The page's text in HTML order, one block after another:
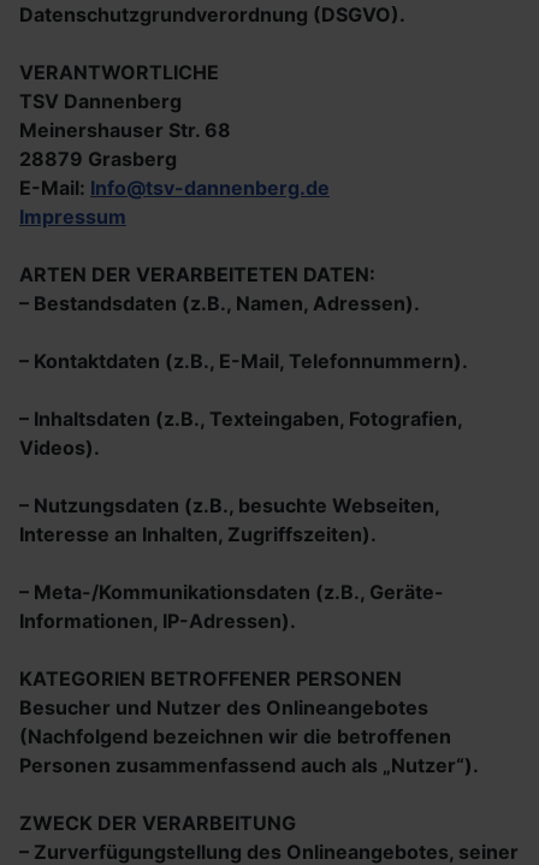
Datenschutzgrundverordnung (DSGVO).
VERANTWORTLICHE
TSV Dannenberg
Meinershauser Str. 68
28879 Grasberg
E-Mail: Info@tsv-dannenberg.de
Impressum
ARTEN DER VERARBEITETEN DATEN:
– Bestandsdaten (z.B., Namen, Adressen).
– Kontaktdaten (z.B., E-Mail, Telefonnummern).
– Inhaltsdaten (z.B., Texteingaben, Fotografien,
Videos).
– Nutzungsdaten (z.B., besuchte Webseiten,
Interesse an Inhalten, Zugriffszeiten).
– Meta-/Kommunikationsdaten (z.B., Geräte-
Informationen, IP-Adressen).
KATEGORIEN BETROFFENER PERSONEN
Besucher und Nutzer des Onlineangebotes
(Nachfolgend bezeichnen wir die betroffenen
Personen zusammenfassend auch als „Nutzer“).
ZWECK DER VERARBEITUNG
– Zurverfügungstellung des Onlineangebotes, seiner